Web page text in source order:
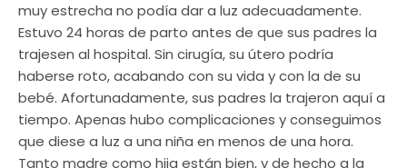
muy estrecha no podía dar a luz adecuadamente.
Estuvo 24 horas de parto antes de que sus padres la
trajesen al hospital. Sin cirugía, su útero podría
haberse roto, acabando con su vida y con la de su
bebé. Afortunadamente, sus padres la trajeron aquí a
tiempo. Apenas hubo complicaciones y conseguimos
que diese a luz a una niña en menos de una hora.
Tanto madre como hija están bien, y de hecho a la